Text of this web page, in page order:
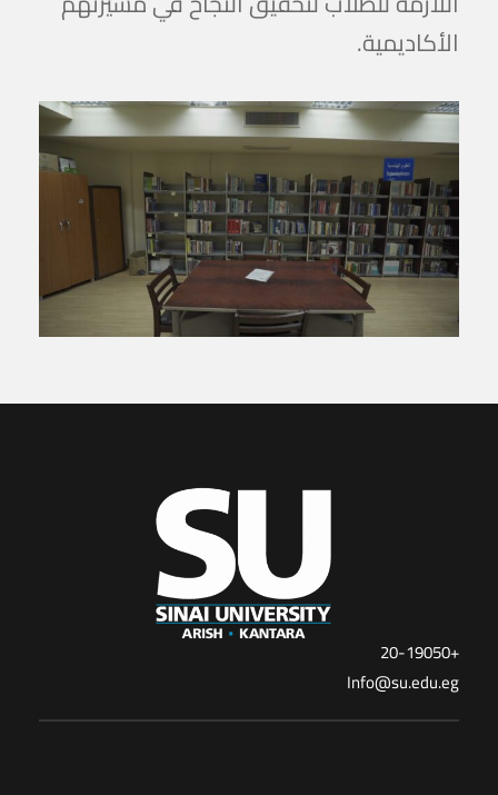
الأكاديمية.
+20-19050
Info@su.edu.eg